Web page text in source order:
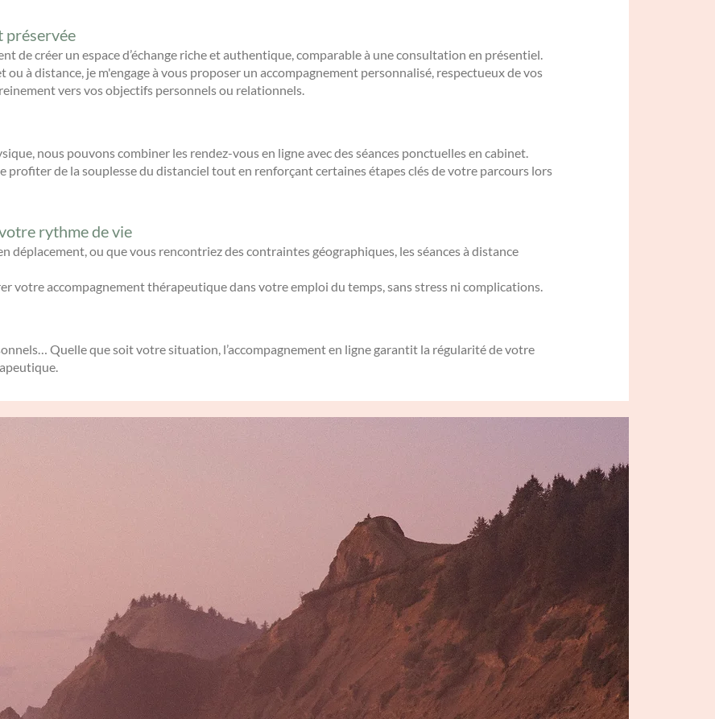
préservée
de créer un espace d’échange riche et authentique, comparable à une consultation en présentiel.
ou à distance, je m'engage à vous proposer un accompagnement personnalisé, respectueux de vos
vers vos objectifs personnels ou relationnels.
nous pouvons combiner les rendez-vous en ligne avec des séances ponctuelles en cabinet.
profiter de la souplesse du distanciel tout en renforçant certaines étapes clés de votre parcours lors
rythme de vie
déplacement, ou que vous rencontriez des contraintes géographiques, les séances à distance
votre accompagnement thérapeutique dans votre emploi du temps, sans stress ni complications.
Quelle que soit votre situation, l’accompagnement en ligne garantit la régularité de votre